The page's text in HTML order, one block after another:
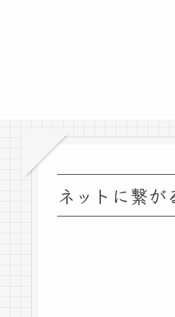
ネットに繋が